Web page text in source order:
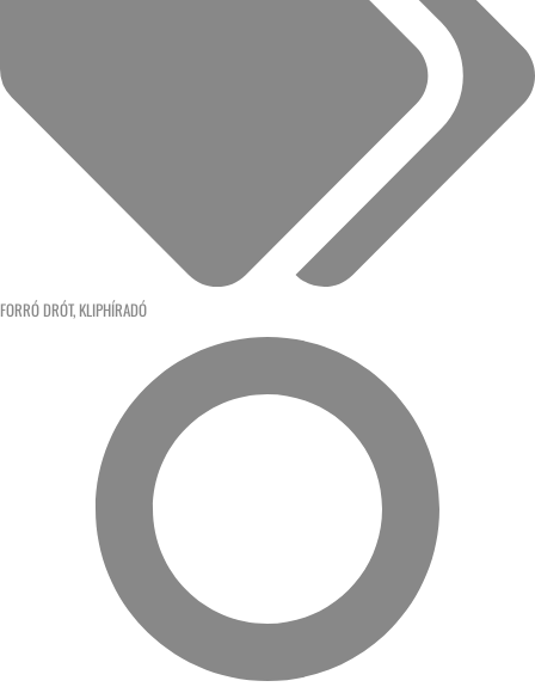
FORRÓ DRÓT, KLIPHÍRADÓ